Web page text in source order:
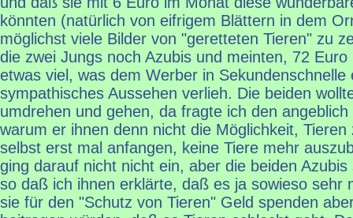
könnten (natürlich von eifrigem Blättern in dem
möglichst viele Bilder von "geretteten Tieren" zu
die zwei Jungs noch Azubis und meinten, 72
etwas viel, was dem Werber in Sekundenschnelle
sympathisches Aussehen verlieh. Die beiden
umdrehen und gehen, da fragte ich den
warum er ihnen denn nicht die Möglichkeit,
selbst erst mal anfangen, keine Tiere mehr
ging darauf nicht nicht ein, aber die beiden
so daß ich ihnen erklärte, daß es ja sowieso sehr
sie für den "Schutz von Tieren" Geld spenden